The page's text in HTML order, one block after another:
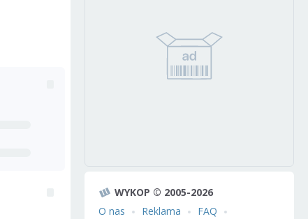
WYKOP © 2005-2026
O nas
Reklama
FAQ